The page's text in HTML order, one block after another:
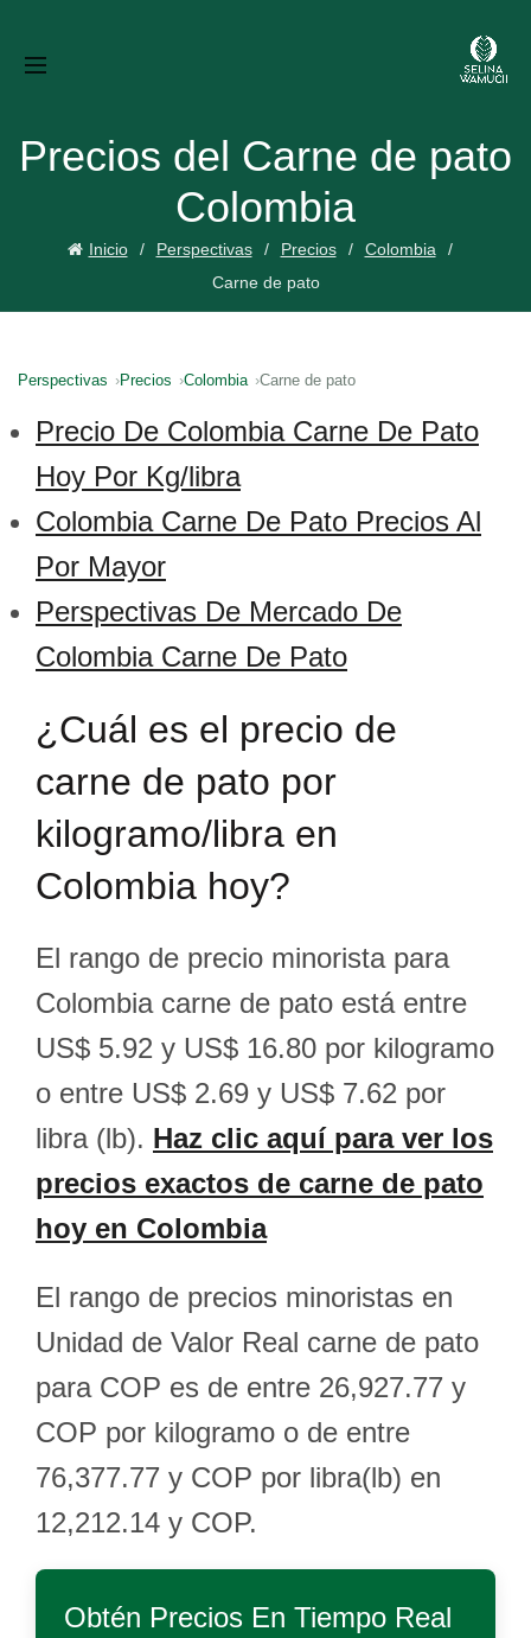
Precios del Carne de pato
Colombia
Inicio Perspectivas Precios
Colombia
Carne de pato
Perspectivas Precios Colombia Carne de pato
Precio De Colombia Carne De Pato
Hoy Por Kg/libra
Colombia Carne De Pato Precios Al
Por Mayor
Perspectivas De Mercado De
Colombia Carne De Pato
¿Cuál es el precio de
carne de pato por
kilogramo/libra en
Colombia hoy?
El rango de precio minorista para
Colombia carne de pato está entre
US$ 5.92 y US$ 16.80 por kilogramo
o entre US$ 2.69 y US$ 7.62 por
libra (lb). Haz clic aquí para ver los
precios exactos de carne de pato
hoy en Colombia
El rango de precios minoristas en
Unidad de Valor Real carne de pato
para COP es de entre 26,927.77 y
COP por kilogramo o de entre
76,377.77 y COP por libra(lb) en
12,212.14 y COP.
Obtén Precios En Tiempo Real